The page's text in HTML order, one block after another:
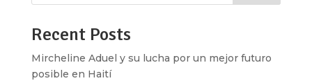
Recent Posts
Mircheline Aduel y su lucha por un mejor futuro
posible en Haití